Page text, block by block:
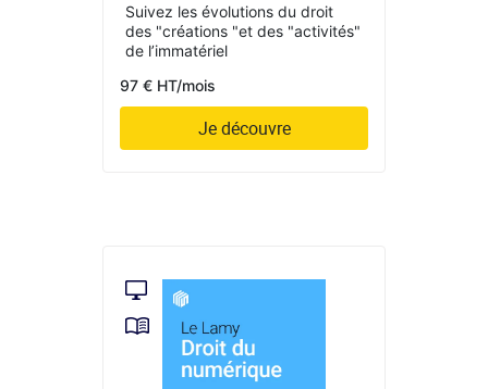
Suivez les évolutions du droit
des "créations "et des "activités"
de l’immatériel
97 € HT/mois
Je découvre